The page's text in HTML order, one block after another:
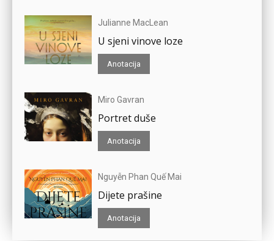
Julianne MacLean
U sjeni vinove loze
Anotacija
Miro Gavran
Portret duše
Anotacija
Nguyễn Phan Quế Mai
Dijete prašine
Anotacija